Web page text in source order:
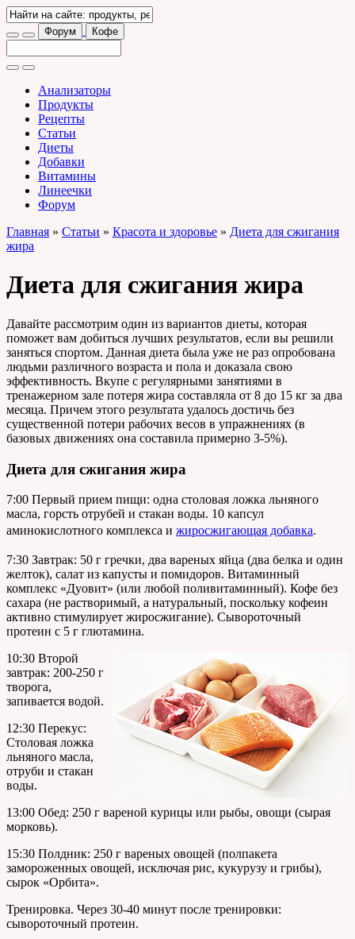
Форум Кофе
Анализаторы
Продукты
Рецепты
Статьи
Диеты
Добавки
Витамины
Линеечки
Форум
Главная » Статьи » Красота и здоровье » Диета для сжигания
жира
Диета для сжигания жира
Давайте рассмотрим один из вариантов диеты, которая
поможет вам добиться лучших результатов, если вы решили
заняться спортом. Данная диета была уже не раз опробована
людьми различного возраста и пола и доказала свою
эффективность. Вкупе с регулярными занятиями в
тренажерном зале потеря жира составляла от 8 до 15 кг за два
месяца. Причем этого результата удалось достичь без
существенной потери рабочих весов в упражнениях (в
базовых движениях она составила примерно 3-5%).
Диета для сжигания жира
7:00 Первый прием пищи: одна столовая ложка льняного
масла, горсть отрубей и стакан воды. 10 капсул
аминокислотного комплекса и жиросжигающая добавка.
7:30 Завтрак: 50 г гречки, два вареных яйца (два белка и один
желток), салат из капусты и помидоров. Витаминный
комплекс «Дуовит» (или любой поливитаминный). Кофе без
сахара (не растворимый, а натуральный, поскольку кофеин
активно стимулирует жиросжигание). Сывороточный
протеин с 5 г глютамина.
10:30 Второй
завтрак: 200-250 г
творога,
запивается водой.
12:30 Перекус:
Столовая ложка
льняного масла,
отруби и стакан
воды.
13:00 Обед: 250 г вареной курицы или рыбы, овощи (сырая
морковь).
15:30 Полдник: 250 г вареных овощей (полпакета
замороженных овощей, исключая рис, кукурузу и грибы),
сырок «Орбита».
Тренировка. Через 30-40 минут после тренировки:
сывороточный протеин.